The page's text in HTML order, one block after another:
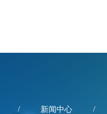
/ 新闻中心 /